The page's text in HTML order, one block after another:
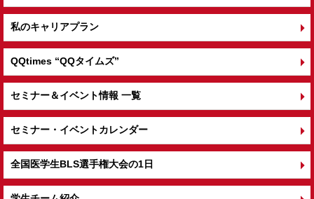
私のキャリアプラン
QQtimes “QQタイムズ”
セミナー＆イベント情報 一覧
セミナー・イベントカレンダー
全国医学生BLS選手権大会の1日